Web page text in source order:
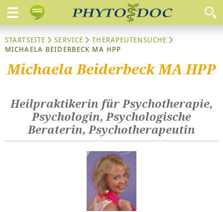
STARTSEITE SERVICE
THERAPEUTENSUCHE
MICHAELA BEIDERBECK MA HPP
Michaela Beiderbeck MA HPP
Heilpraktikerin für Psychotherapie,
Psychologin, Psychologische
Beraterin, Psychotherapeutin